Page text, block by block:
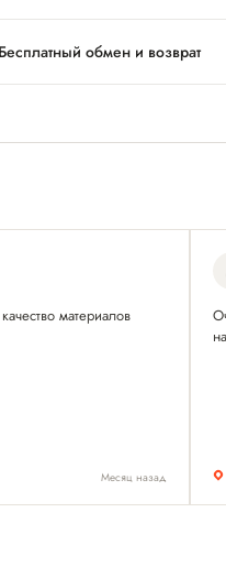
Бесплатный обмен и возврат
материалов
Месяц назад